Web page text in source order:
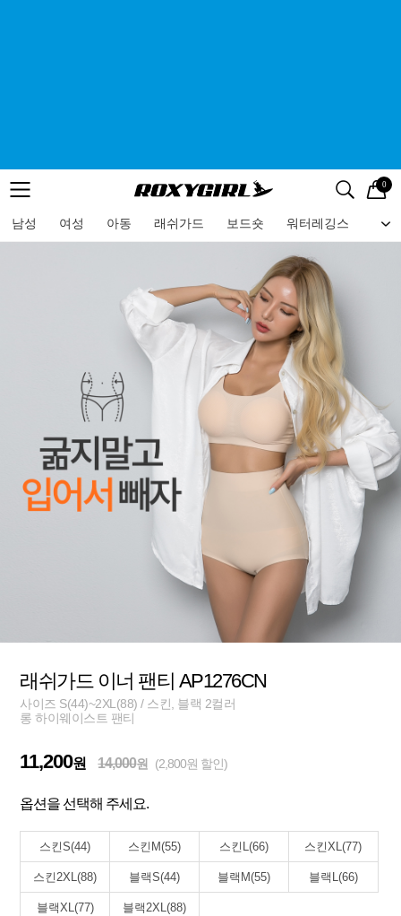
메뉴 검색
로고 0
남성 여성 아동 래쉬가드 보드숏 워터레깅스 비
메뉴
래쉬가드 이너 팬티 AP1276CN
사이즈 S(44)~2XL(88) / 스킨, 블랙 2컬러
롱 하이웨이스트 팬티
11,200원 14,000원 (2,800원 할인)
옵션을 선택해 주세요.
스킨S(44) 스킨M(55) 스킨L(66) 스킨XL(77)
스킨2XL(88) 블랙S(44) 블랙M(55) 블랙L(66)
블랙XL(77) 블랙2XL(88)